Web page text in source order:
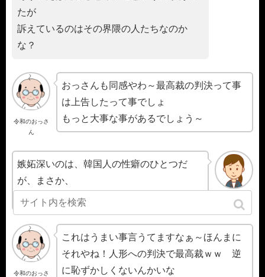
たが
訴えているのはその界隈の人たちなのか
な？
令和のおっさ
ん
おっさんも同感やわ～最高裁の判決って事
は上告したって事でしょ
もっと大事な事があるでしょう～
嫉妬深いのは、韓国人の性癖のひとつだ
が、まさか、
人形にまで嫉妬するとは思わなかった。
令和のおっさ
これはうまい事言うてますなぁ～ほんまに
それやね！人形への判決で最高裁ｗｗ 逆
に恥ずかしくないんかいな